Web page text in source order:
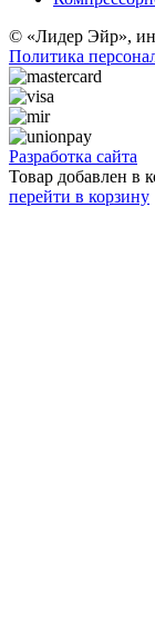
© «Лидер Эйр»,
Политика
Разработка сайта
Товар добавлен в
перейти в корзину